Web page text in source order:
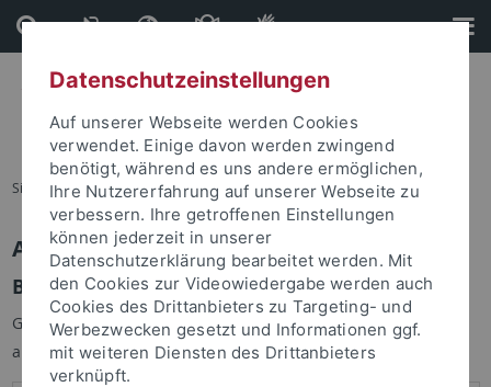
Direkt
zum
Inhalt
Direkt
zur
Fußleiste
Sie sind hier: Startseite
Anmelden
Benutzeranmeldung
Geben Sie Ihren Benutzernamen und Ihr Passwort an um sich
anzumelden:
Datenschutzeinstellungen
Auf unserer Webseite werden Cookies
verwendet. Einige davon werden zwingend
benötigt, während es uns andere ermöglichen,
Ihre Nutzererfahrung auf unserer Webseite zu
verbessern. Ihre getroffenen Einstellungen
können jederzeit in unserer
Datenschutzerklärung bearbeitet werden. Mit
den Cookies zur Videowiedergabe werden auch
Cookies des Drittanbieters zu Targeting- und
Werbezwecken gesetzt und Informationen ggf.
mit weiteren Diensten des Drittanbieters
verknüpft.